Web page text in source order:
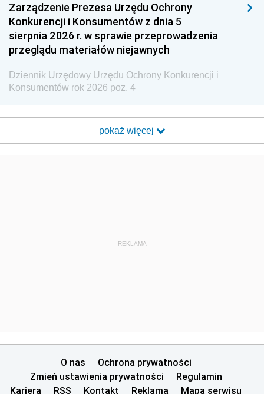
Zarządzenie Prezesa Urzędu Ochrony
Konkurencji i Konsumentów z dnia 5
sierpnia 2026 r. w sprawie przeprowadzenia
przeglądu materiałów niejawnych
Dziennik Urzędowy Urzędu Ochrony Konkurencji i
Konsumentów rok 2026 poz. 4
pokaż więcej
REKLAMA
O nas
Ochrona prywatności
Zmień ustawienia prywatności
Regulamin
Kariera
RSS Kontakt Reklama Mapa serwisu